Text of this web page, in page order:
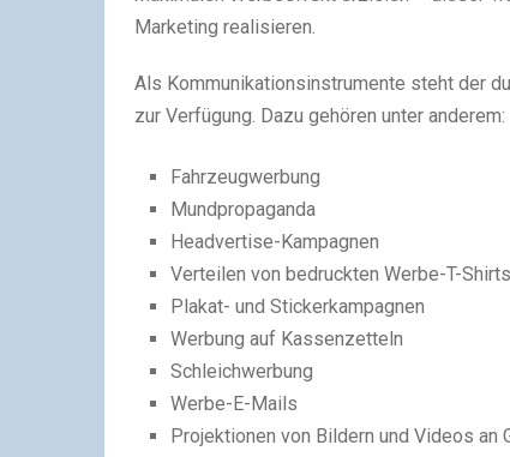
Marketing realisieren.
Als Kommunikationsinstrumente steht der
zur Verfügung. Dazu gehören unter anderem:
Fahrzeugwerbung
Mundpropaganda
Headvertise-Kampagnen
Verteilen von bedruckten Werbe-T-Shirts
Plakat- und Stickerkampagnen
Werbung auf Kassenzetteln
Schleichwerbung
Werbe-E-Mails
Projektionen von Bildern und Videos an